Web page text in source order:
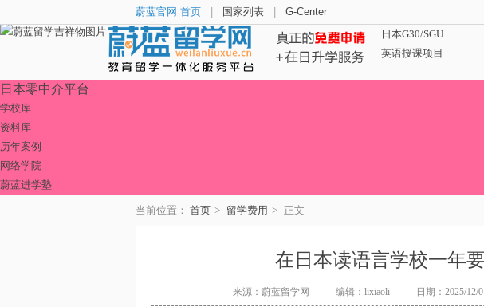
蔚蓝官网 首页 国家列表 G-Center
日本G30/SGU
英语授课项目
日本零中介平台
学校库
资料库
历年案例
网络学院
蔚蓝进学塾
当前位置： 首页 > 留学费用 > 正文
在日本读语言学校一年
来源：蔚蓝留学网 编辑：lixiaoli 日期：2025/12/